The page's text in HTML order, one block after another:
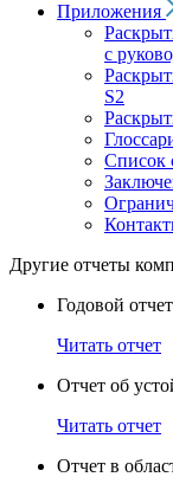
Приложения
с
S2
Список
Другие отчеты
Годовой
Читать отчет
Отчет об
Читать отчет
Отчет в